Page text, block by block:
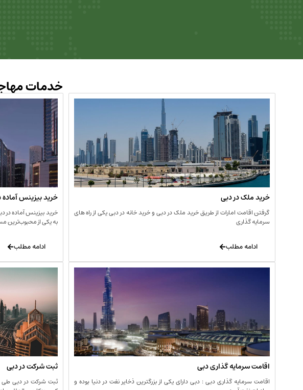
خدمات
خرید ملک در دبی
گرفتن اقامت امارات از طریق خرید ملک در دبی و خرید خانه در دبی یکی از راه های
سرمایه گذاری
ادامه مطلب
خرید بیزینس آماده
به یکی از محبوب‌ترین
ادامه مطلب
اقامت سرمایه گذاری دبی
اقامت سرمایه گذاری دبی : دبی دارای یکی از بزرگترین ذخایر نفت در دنیا بوده و
ثبت شرکت در دبی
ثبت شرکت در دبی طی